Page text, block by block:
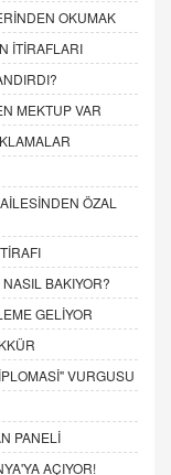
OKUMAK
İTİRAFLARI
MEKTUP VAR
ÖZAL
BAKIYOR?
GELİYOR
VURGUSU
PANELİ
AÇIYOR!